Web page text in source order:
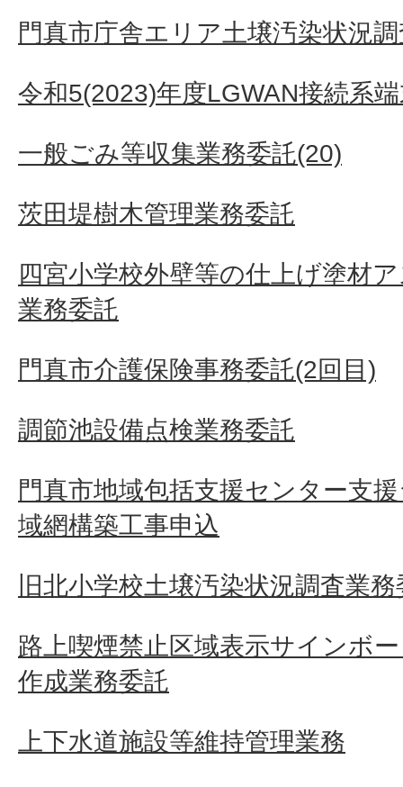
門真市庁舎エリア土壌汚染状況
令和5(2023)年度LGWAN接続系
一般ごみ等収集業務委託(20)
茨田堤樹木管理業務委託
四宮小学校外壁等の仕上げ塗材
業務委託
門真市介護保険事務委託(2回目)
調節池設備点検業務委託
門真市地域包括支援センター支
域網構築工事申込
旧北小学校土壌汚染状況調査業務
路上喫煙禁止区域表示サインボ
作成業務委託
上下水道施設等維持管理業務